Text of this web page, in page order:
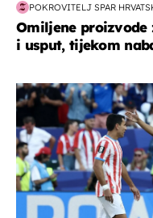
POKROVITELJ SPAR
Omiljene proizvode
i usput, tijekom
svjetsko prvenstvo